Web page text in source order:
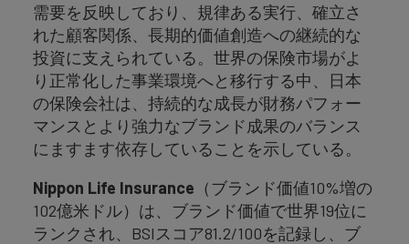
需要を反映しており、規律ある実行、確立さ
れた顧客関係、長期的価値創造への継続的な
投資に支えられている。世界の保険市場がよ
り正常化した事業環境へと移行する中、日本
の保険会社は、持続的な成長が財務パフォー
マンスとより強力なブランド成果のバランス
にますます依存していることを示している。
Nippon Life Insurance （ブランド価値10%増の
102億米ドル）は、ブランド価値で世界19位に
ランクされ、BSIスコア81.2/100を記録し、ブ